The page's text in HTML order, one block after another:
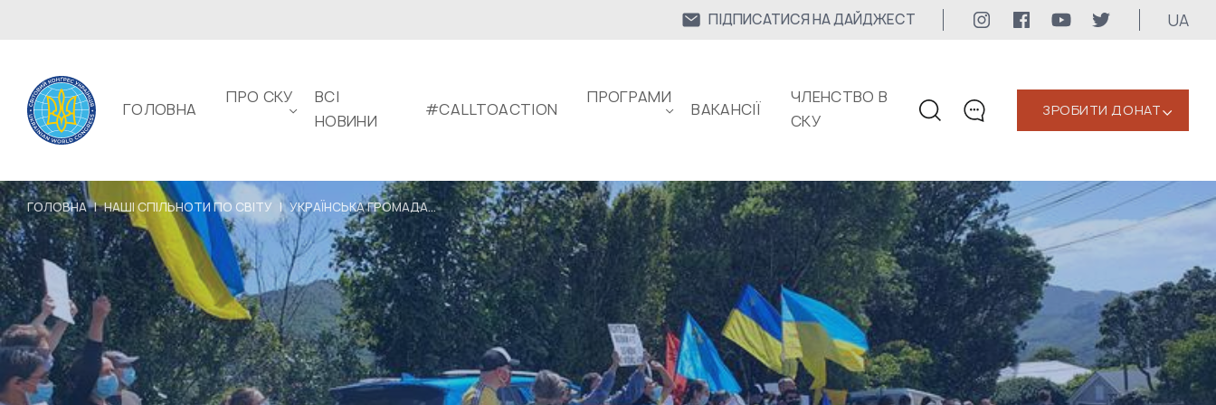
ПІДПИСАТИСЯ НА ДАЙДЖЕСТ UA
ГОЛОВНА
ПРО СКУ
ВСІ
НОВИНИ
#CALLTOACTION
ПРОГРАМИ
ВАКАНСІЇ
ЧЛЕНСТВО В
СКУ
КОНТАКТИ
+1 416 323-3020
uwc@ukrainianworldcongress.org
МЕДІА КОНТАКТИ
Для медіа
24/7
uwc@ukrainianworldcongress.org
ЗРОБИТИ ДОНАТ‹
ГОЛОВНА | НАШІ СПІЛЬНОТИ ПО СВІТУ | УКРАЇНСЬКА ГРОМАДА...